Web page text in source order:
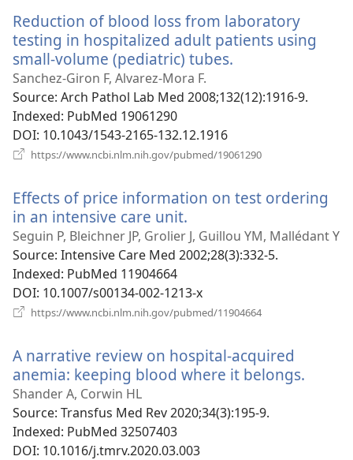
вікні)
Reduction of blood loss from laboratory
testing in hospitalized adult patients using
small-volume (pediatric) tubes.
новому
Sanchez-Giron F, Alvarez-Mora F.
Source‎: Arch Pathol Lab Med 2008;132(12):1916-9.
Indexed‎: PubMed 19061290
DOI‎: 10.1043/1543-2165-132.12.1916
https://www.ncbi.nlm.nih.gov/pubmed/19061290
вікні)
Effects of price information on test ordering
in an intensive care unit.
у
новому
Seguin P, Bleichner JP, Grolier J, Guillou YM, Mallédant Y
Source‎: Intensive Care Med 2002;28(3):332-5.
Indexed‎: PubMed 11904664
DOI‎: 10.1007/s00134-002-1213-x
https://www.ncbi.nlm.nih.gov/pubmed/11904664
вікні)
A narrative review on hospital-acquired
anemia: keeping blood where it belongs.
Shander A, Corwin HL
Source‎: Transfus Med Rev 2020;34(3):195-9.
Indexed‎: PubMed 32507403
DOI‎: 10.1016/j.tmrv.2020.03.003